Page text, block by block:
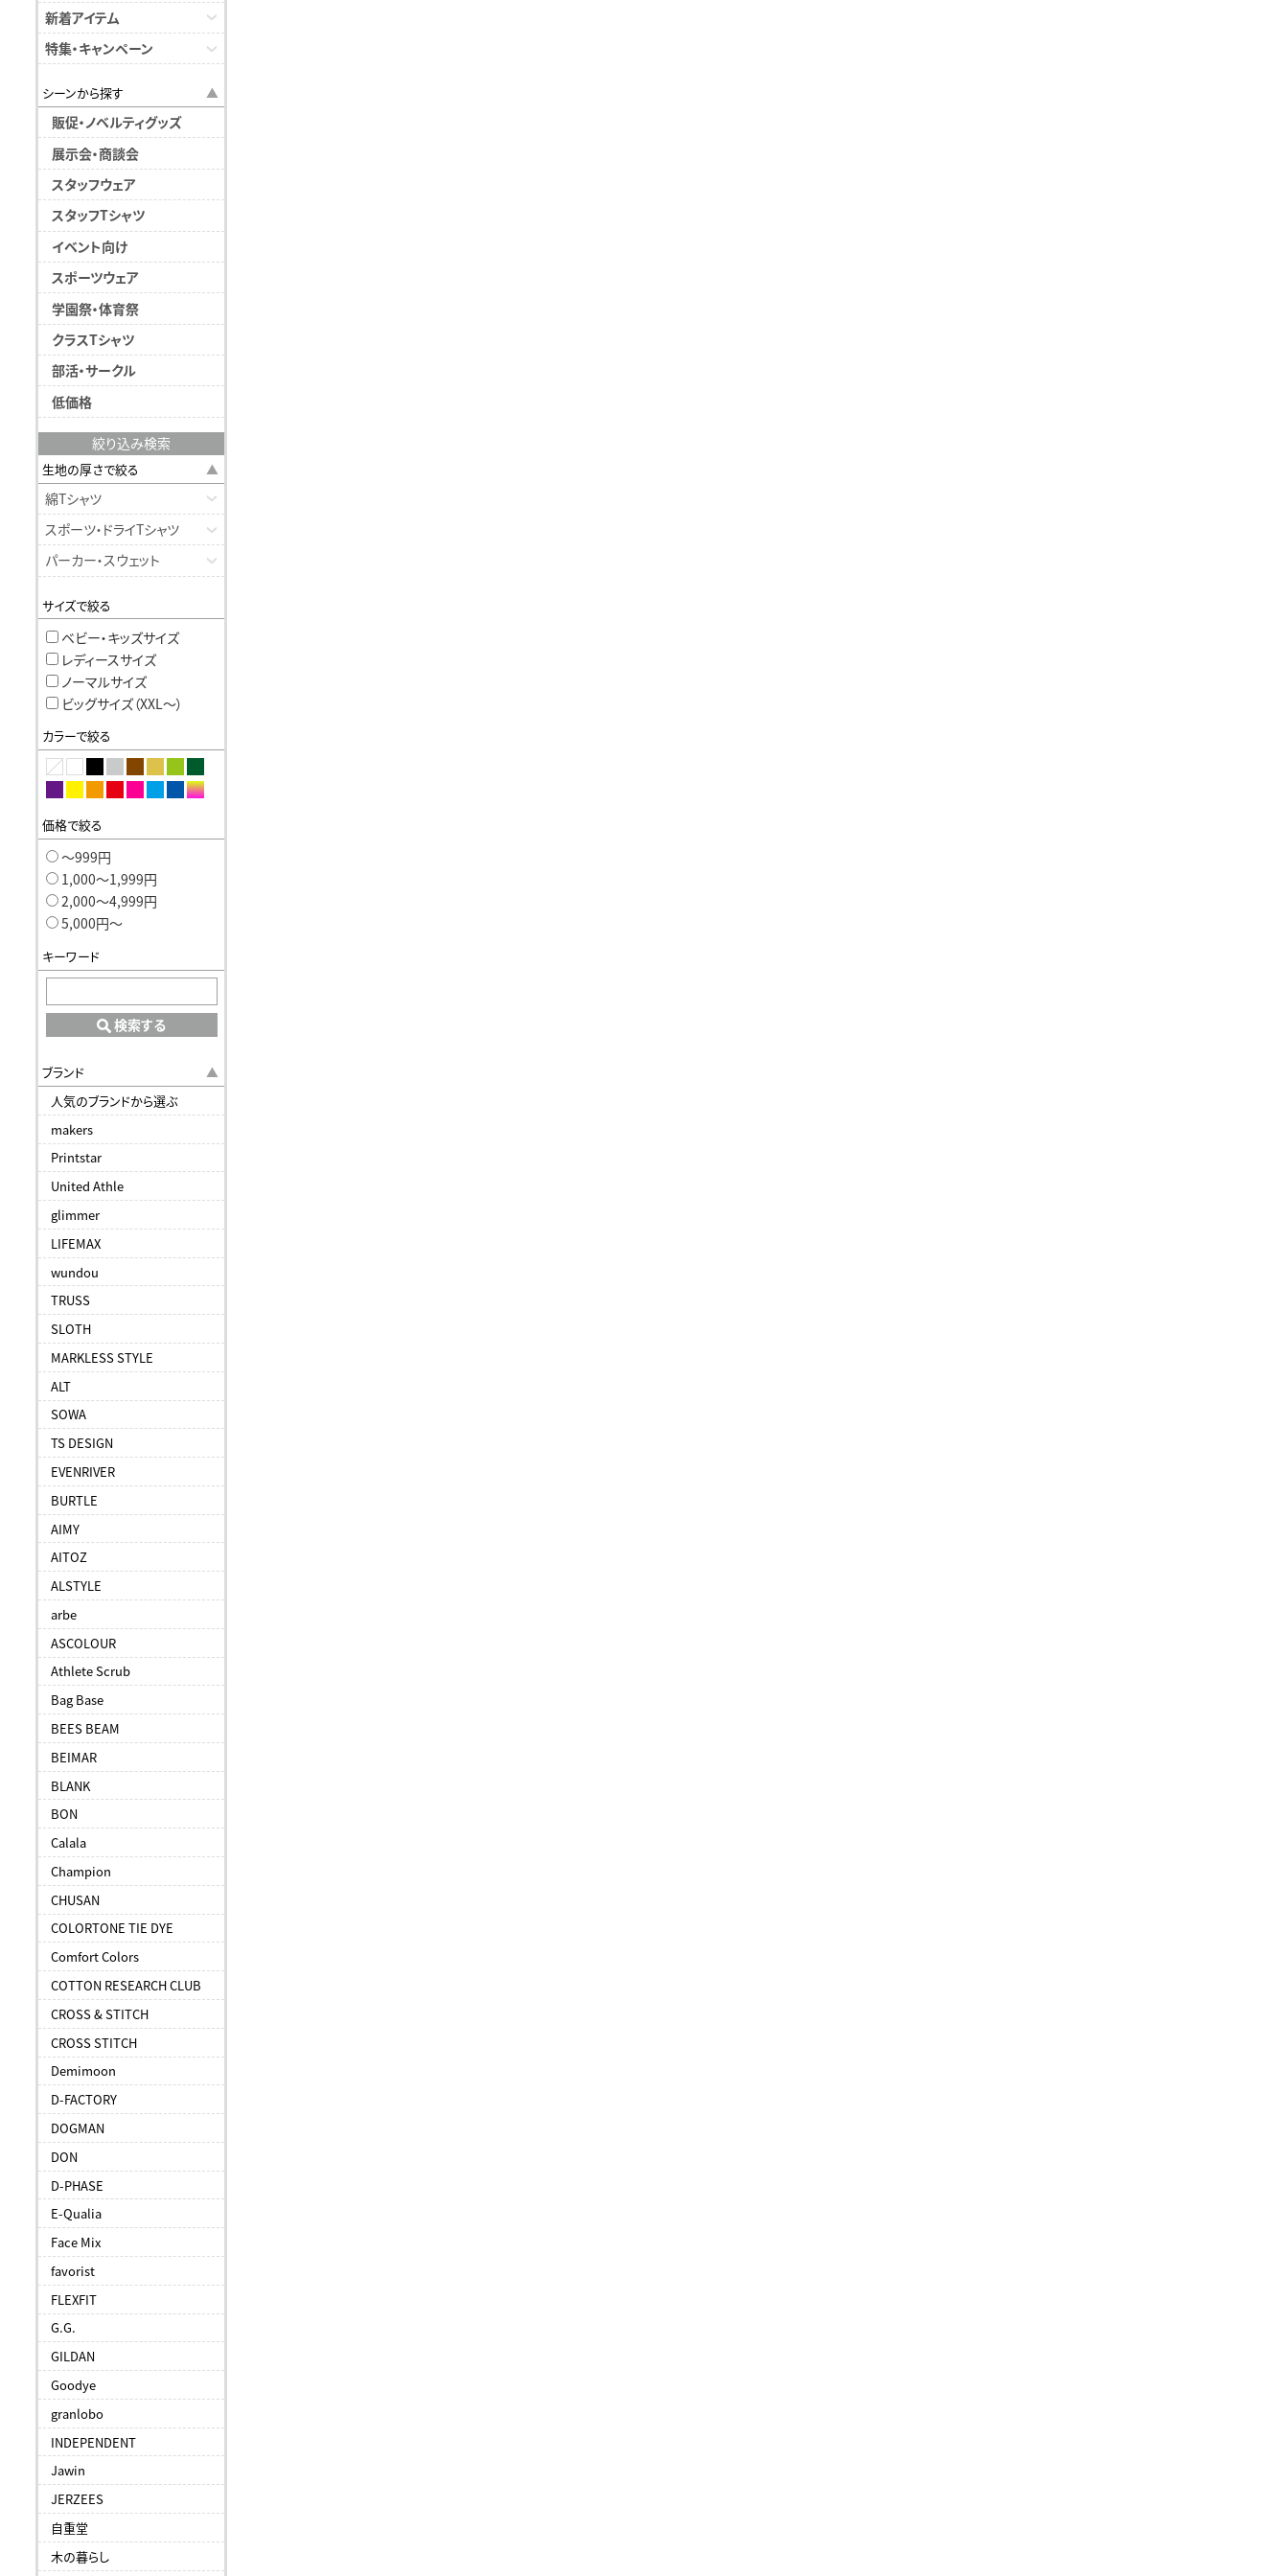
新着アイテム
特集・キャンペーン
シーンから探す
販促・ノベルティグッズ
展示会・商談会
スタッフウェア
スタッフTシャツ
イベント向け
スポーツウェア
学園祭・体育祭
クラスTシャツ
部活・サークル
低価格
絞り込み検索
生地の厚さで絞る
綿Tシャツ
スポーツ・ドライTシャツ
パーカー・スウェット
サイズで絞る
ベビー・キッズサイズ
レディースサイズ
ノーマルサイズ
ビッグサイズ（XXL〜）
カラーで絞る
価格で絞る
〜999円
1,000〜1,999円
2,000〜4,999円
5,000円〜
キーワード
検索する
ブランド
人気のブランドから選ぶ
makers
Printstar
United Athle
glimmer
LIFEMAX
wundou
TRUSS
SLOTH
MARKLESS STYLE
ALT
SOWA
TS DESIGN
EVENRIVER
BURTLE
AIMY
AITOZ
ALSTYLE
arbe
ASCOLOUR
Athlete Scrub
Bag Base
BEES BEAM
BEIMAR
BLANK
BON
Calala
Champion
CHUSAN
COLORTONE TIE DYE
Comfort Colors
COTTON RESEARCH CLUB
CROSS & STITCH
CROSS STITCH
Demimoon
D-FACTORY
DOGMAN
DON
D-PHASE
E-Qualia
Face Mix
favorist
FLEXFIT
G.G.
GILDAN
Goodye
granlobo
INDEPENDENT
Jawin
JERZEES
自重堂
木の暮らし